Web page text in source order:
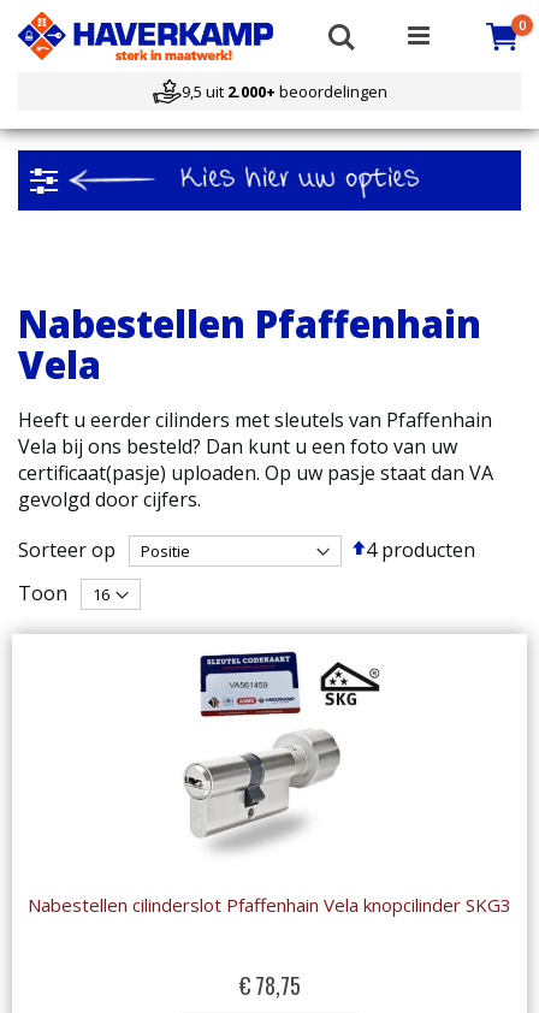
0
9,5 uit 2.000+ beoordelingen
Nabestellen Pfaffenhain
Vela
Heeft u eerder cilinders met sleutels van Pfaffenhain
Vela bij ons besteld? Dan kunt u een foto van uw
certificaat(pasje) uploaden. Op uw pasje staat dan VA
gevolgd door cijfers.
Sorteer op
Van
laag
4producten
Toon
Nabestellen cilinderslot Pfaffenhain Vela knopcilinder SKG3
€ 78,75